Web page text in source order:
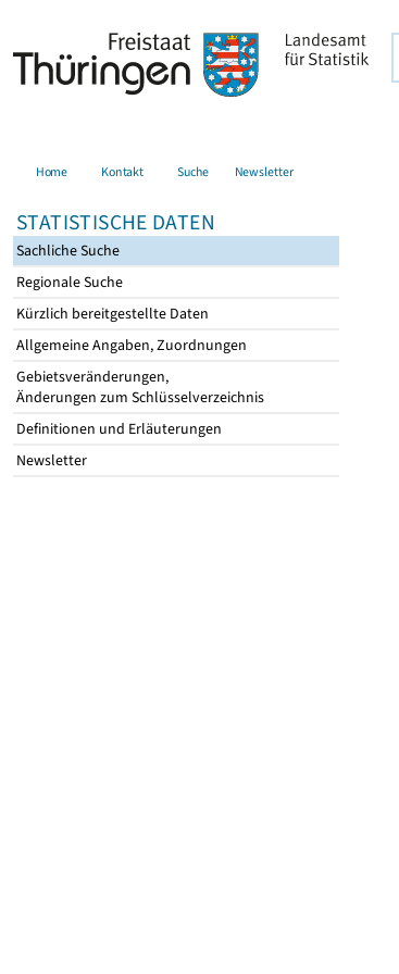
Home Kontakt Suche Newsletter
STATISTISCHE DATEN
Sachliche Suche
Regionale Suche
Kürzlich bereitgestellte Daten
Allgemeine Angaben, Zuordnungen
Gebietsveränderungen,
Änderungen zum Schlüsselverzeichnis
Definitionen und Erläuterungen
Newsletter